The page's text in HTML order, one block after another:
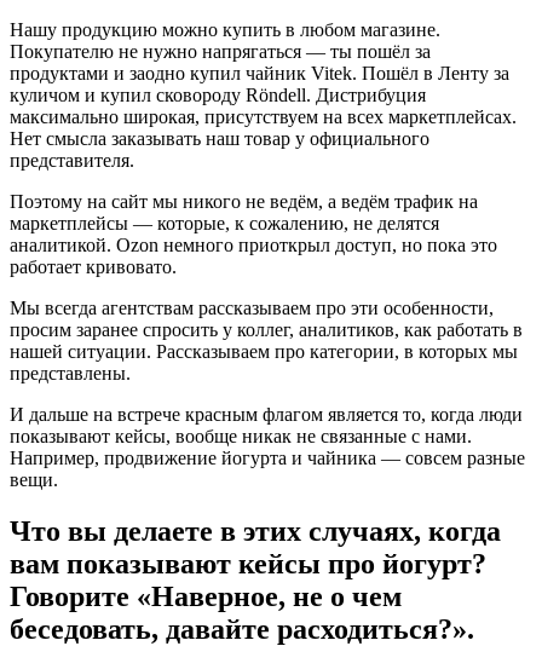
Нашу продукцию можно купить в любом магазине.
Покупателю не нужно напрягаться — ты пошёл за
продуктами и заодно купил чайник Vitek. Пошёл в Ленту за
куличом и купил сковороду Röndell. Дистрибуция
максимально широкая, присутствуем на всех маркетплейсах.
Нет смысла заказывать наш товар у официального
представителя.
Поэтому на сайт мы никого не ведём, а ведём трафик на
маркетплейсы — которые, к сожалению, не делятся
аналитикой. Ozon немного приоткрыл доступ, но пока это
работает кривовато.
Мы всегда агентствам рассказываем про эти особенности,
просим заранее спросить у коллег, аналитиков, как работать в
нашей ситуации. Рассказываем про категории, в которых мы
представлены.
И дальше на встрече красным флагом является то, когда люди
показывают кейсы, вообще никак не связанные с нами.
Например, продвижение йогурта и чайника — совсем разные
вещи.
Что вы делаете в этих случаях, когда
вам показывают кейсы про йогурт?
Говорите «Наверное, не о чем
беседовать, давайте расходиться?».